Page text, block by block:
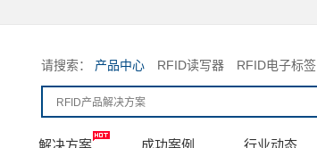
请搜索： 产品中心 RFID读写器 RFID电子标签
解决方案 成功案例 行业动态